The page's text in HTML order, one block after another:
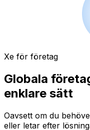
Xe för företag
Globala
enklare sätt
Oavsett om du
eller letar efter